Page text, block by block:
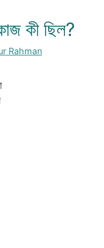
কী ছিল?
Rahman